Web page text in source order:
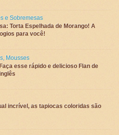
e Sobremesas
Torta Espelhada de Morango! A
para você!
, Mousses
esse rápido e delicioso Flan de
incrível, as tapiocas coloridas são